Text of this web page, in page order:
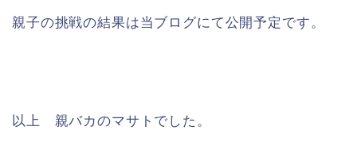
親子の挑戦の結果は当ブログにて公開予定です。
以上 親バカのマサトでした。